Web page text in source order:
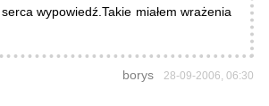
wypowiedź.Takie miałem wrażenia
borys 28-09-2006, 06:30